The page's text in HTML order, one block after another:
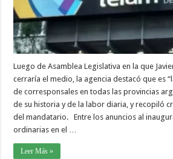
Luego de Asamblea Legislativa en la que
cerraría el medio, la agencia destacó que es
de corresponsales en todas las provincias
de su historia y de la labor diaria, y recopiló
del mandatario. Entre los anuncios al
ordinarias en el …
Leer Más »